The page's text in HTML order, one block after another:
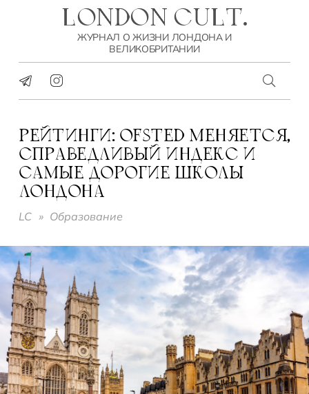
LONDON CULT.
ЖУРНАЛ О ЖИЗНИ ЛОНДОНА И
ВЕЛИКОБРИТАНИИ
РЕЙТИНГИ: OFSTED МЕНЯЕТСЯ,
СПРАВЕДЛИВЫЙ ИНДЕКС И
САМЫЕ ДОРОГИЕ ШКОЛЫ
ЛОНДОНА
LC » Образование